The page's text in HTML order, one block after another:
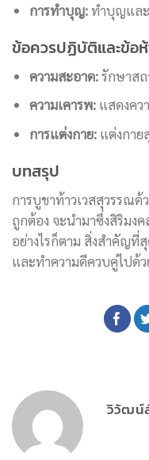
การทำบุญ:ทำบุญและ
ข้อควรปฏิบัติและข้อ
ความสะอาด:รักษาสถ
ความเคารพ:แสดงคว
การแต่งกาย:แต่งกาย
บทสรุป
การบูชาท้าวเวสสุวรรณ
ถูกต้อง จะนำมาซึ่งสิริมง
อย่างไรก็ตาม สิ่งสำคัญที่
และทำความดีควบคู่ไปด้ว
วิวัฒ